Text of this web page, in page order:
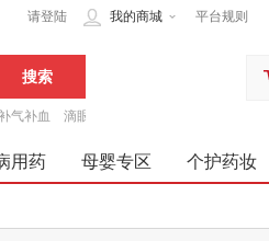
平台规则
我的商城
请登陆
气补血 滴眼液
用药 母婴专区 个护药妆